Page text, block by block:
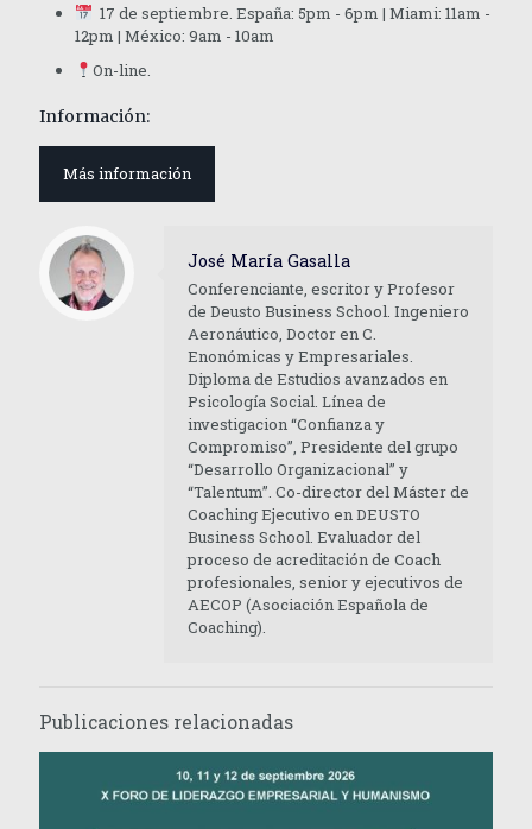
17 de septiembre. España: 5pm - 6pm | Miami: 11am -
12pm | México: 9am - 10am
On-line.
Información:
Más información
José María Gasalla
Conferenciante, escritor y Profesor
de Deusto Business School. Ingeniero
Aeronáutico, Doctor en C.
Enonómicas y Empresariales.
Diploma de Estudios avanzados en
Psicología Social. Línea de
investigacion “Confianza y
Compromiso”, Presidente del grupo
“Desarrollo Organizacional” y
“Talentum”. Co-director del Máster de
Coaching Ejecutivo en DEUSTO
Business School. Evaluador del
proceso de acreditación de Coach
profesionales, senior y ejecutivos de
AECOP (Asociación Española de
Coaching).
Publicaciones relacionadas